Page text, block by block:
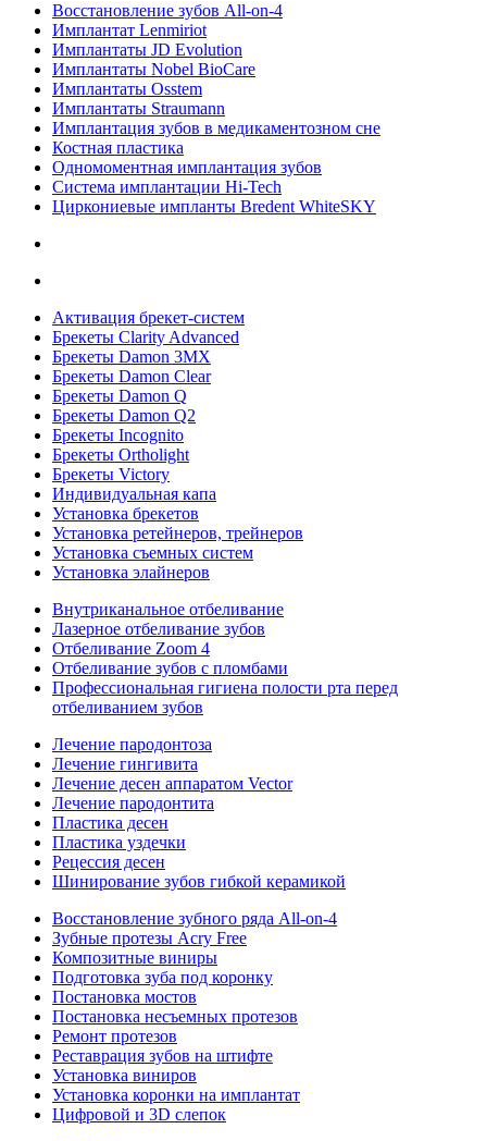
Восстановление зубов All‑on‑4
Имплантат Lenmiriot
Имплантаты JD Evolution
Имплантаты Nobel BioСare
Имплантаты Osstem
Имплантаты Straumann
Имплантация зубов в медикаментозном сне
Костная пластика
Одномоментная имплантация зубов
Система имплантации Hi-Tech
Циркониевые импланты Bredent WhiteSKY
Активация брекет-систем
Брекеты Clarity Advanced
Брекеты Damon 3MX
Брекеты Damon Clear
Брекеты Damon Q
Брекеты Damon Q2
Брекеты Incognito
Брекеты Ortholight
Брекеты Victory
Индивидуальная капа
Установка брекетов
Установка ретейнеров, трейнеров
Установка съемных систем
Установка элайнеров
Внутриканальное отбеливание
Лазерное отбеливание зубов
Отбеливание Zoom 4
Отбеливание зубов с пломбами
Профессиональная гигиена полости рта перед
отбеливанием зубов
Лечение пародонтоза
Лечение гингивита
Лечение десен аппаратом Vector
Лечение пародонтита
Пластика десен
Пластика уздечки
Рецессия десен
Шинирование зубов гибкой керамикой
Восстановление зубного ряда All‑on‑4
Зубные протезы Acry Free
Композитные виниры
Подготовка зуба под коронку
Постановка мостов
Постановка несъемных протезов
Ремонт протезов
Реставрация зубов на штифте
Установка виниров
Установка коронки на имплантат
Цифровой и 3D слепок